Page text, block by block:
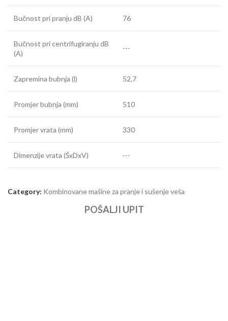
Bučnost pri pranju dB (A) 76
Bučnost pri centrifugiranju dB
(A)
---
Zapremina bubnja (l) 52,7
Promjer bubnja (mm) 510
Promjer vrata (mm) 330
Dimenzije vrata (ŠxDxV) ---
Category: Kombinovane mašine za pranje i sušenje veša
POŠALJI UPIT